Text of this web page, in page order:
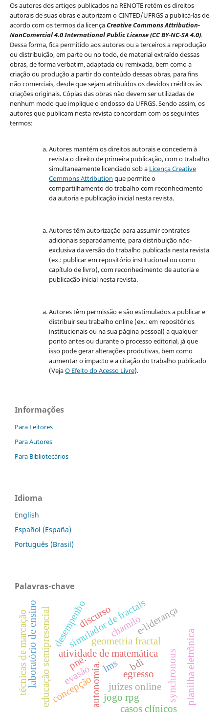
Os autores dos artigos publicados na RENOTE retém os direitos
autorais de suas obras e autorizam o CINTED/UFRGS a publicá-las de
acordo com os termos da licençaCreative Commons Attribution-
NonComercial 4.0 International Public License (CC BY-NC-SA 4.0).
Dessa forma, fica permitido aos autores ou a terceiros a reprodução
ou distribuição, em parte ou no todo, de material extraído dessas
obras, de forma verbatim, adaptada ou remixada, bem como a
criação ou produção a partir do conteúdo dessas obras, para fins
não comerciais, desde que sejam atribuídos os devidos créditos às
criações originais. Cópias das obras não devem ser utilizadas de
nenhum modo que implique o endosso da UFRGS. Sendo assim, os
autores que publicam nesta revista concordam com os seguintes
termos:
Autores mantém os direitos autorais e concedem à
revista o direito de primeira publicação, com o trabalho
simultaneamente licenciado sob a Licença Creative
Commons Attribution que permite o
compartilhamento do trabalho com reconhecimento
da autoria e publicação inicial nesta revista.
Autores têm autorização para assumir contratos
adicionais separadamente, para distribuição não-
exclusiva da versão do trabalho publicada nesta revista
(ex.: publicar em repositório institucional ou como
capítulo de livro), com reconhecimento de autoria e
publicação inicial nesta revista.
Autores têm permissão e são estimulados a publicar e
distribuir seu trabalho online (ex.: em repositórios
institucionais ou na sua página pessoal) a qualquer
ponto antes ou durante o processo editorial, já que
isso pode gerar alterações produtivas, bem como
aumentar o impacto e a citação do trabalho publicado
(VejaO Efeito do Acesso Livre).
Informações
Para Leitores
Para Autores
Para Bibliotecários
Idioma
English
Español (España)
Português (Brasil)
Palavras-chave
evasão egresso
atividade de matemática
simulador de fractais
geometria fractal
educação semipresencial autonomia. juízes online
concepção
chamilo
laboratório de ensino lms
e-liderança
técnicas de marcação desempenho
planilha eletrônica
jogo rpg
pne. synchronous
discurso
bdi
casos clínicos